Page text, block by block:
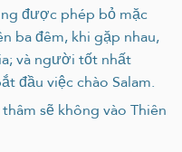
được phép bỏ mặc
ba đêm, khi gặp nhau,
và người tốt nhất
đầu việc chào Salam.
sẽ không vào Thiên